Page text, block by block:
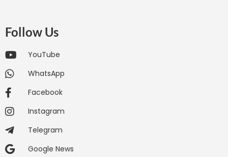
Follow Us
YouTube
WhatsApp
Facebook
Instagram
Telegram
Google News